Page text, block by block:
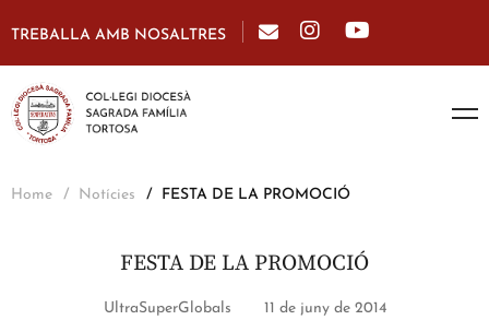
TREBALLA AMB NOSALTRES
Home Notícies FESTA DE LA PROMOCIÓ
FESTA DE LA PROMOCIÓ
UltraSuperGlobals 11 de juny de 2014